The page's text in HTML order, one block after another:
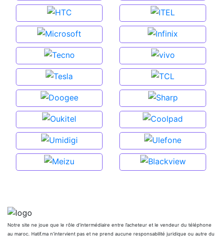
Notre site ne joue que le rôle d’intermédiaire entre l’acheteur et le vendeur du téléphone
au maroc. Hatif.ma n’intervient pas et ne prend aucune responsabilité juridique ou autre du